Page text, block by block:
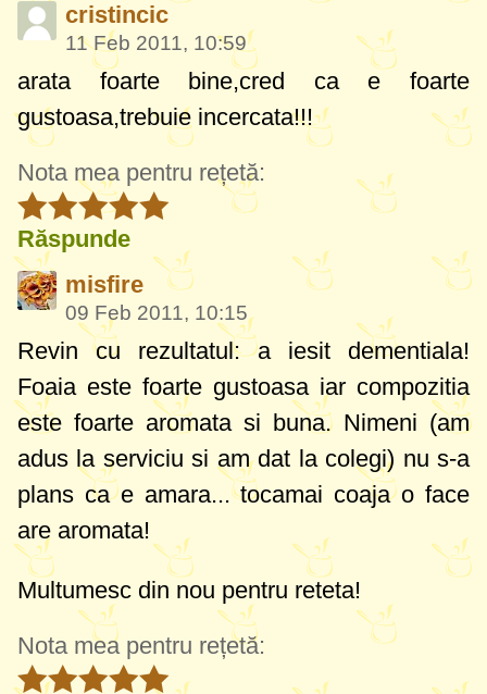
cristincic
11 Feb 2011, 10:59
arata foarte bine,cred ca e foarte
gustoasa,trebuie incercata!!!
Nota mea pentru rețetă:
Răspunde
misfire
09 Feb 2011, 10:15
Revin cu rezultatul: a iesit dementiala!
Foaia este foarte gustoasa iar compozitia
este foarte aromata si buna. Nimeni (am
adus la serviciu si am dat la colegi) nu s-a
plans ca e amara... tocamai coaja o face
are aromata!
Multumesc din nou pentru reteta!
Nota mea pentru rețetă: